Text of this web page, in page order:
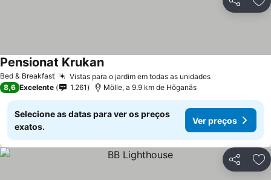
Partilhar
Bed & Breakfast Vistas para o jardim em todas as unidadesVer preços
Pensionat KrukanVer preços
8,6 Excelente 1.261 Mölle, a 9.9 km de Höganäs
Selecione as datas para ver os preços
exatos.
Ver preços
Partilhar